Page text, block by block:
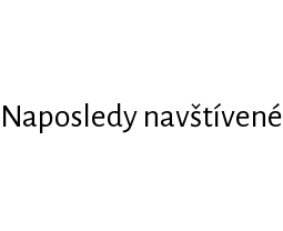
Naposledy navštívené